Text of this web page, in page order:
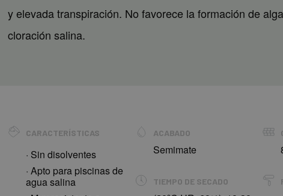
y elevada transpiración. No favorece la formación de
cloración salina.
CARACTERÍSTICAS
· Sin disolventes
· Apto para piscinas de
agua salina
ACABADO
Semimate
TIEMPO DE SECADO